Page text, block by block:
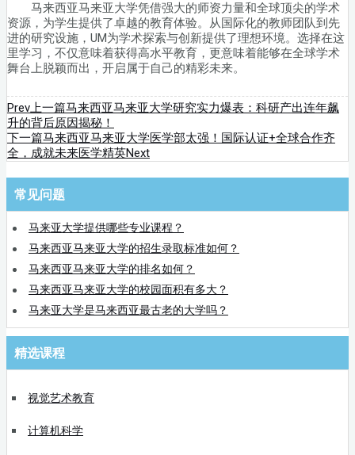
马来西亚马来亚大学凭借强大的师资力量和全球顶尖的学术
资源，为学生提供了卓越的教育体验。从国际化的教师团队到先
进的研究设施，UM为学术探索与创新提供了理想环境。选择在这
里学习，不仅意味着获得高水平教育，更意味着能够在全球学术
舞台上脱颖而出，开启属于自己的精彩未来。
Prev上一篇马来西亚马来亚大学研究实力爆表：科研产出连年飙
升的背后原因揭秘！
下一篇马来西亚马来亚大学医学部太强！国际认证+全球合作齐
全，成就未来医学精英Next
常见问题
马来亚大学提供哪些专业课程？
马来西亚马来亚大学的招生录取标准如何？
马来西亚马来亚大学的排名如何？
马来西亚马来亚大学的校园面积有多大？
马来亚大学是马来西亚最古老的大学吗？
精选课程
视觉艺术教育
计算机科学